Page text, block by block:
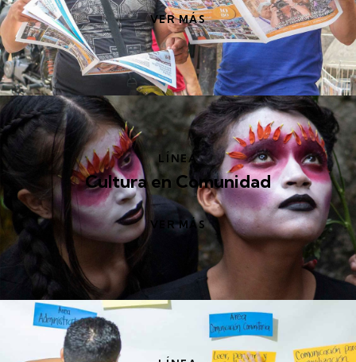
VER MÁS
LÍNEA
Cultura enComunidad
VER MÁS